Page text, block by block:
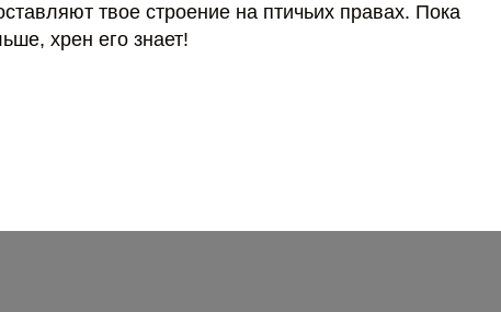
твое строение на птичьих правах. Пока
хрен его знает!